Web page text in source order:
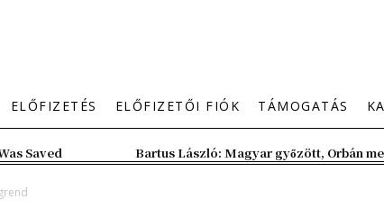
ELŐFIZETÉS ELŐFIZETŐI FIÓK TÁMOGATÁS
Saved Bartus László: Magyar győzött, Orbán